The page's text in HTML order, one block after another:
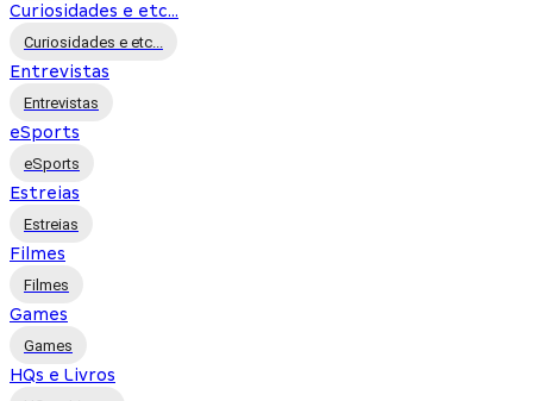
Curiosidades e etc...
Curiosidades e etc...
Entrevistas
Entrevistas
eSports
eSports
Estreias
Estreias
Filmes
Filmes
Games
Games
HQs e Livros